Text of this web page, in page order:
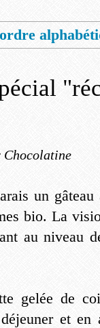
Chocolatine
un
bio. La
au niveau
gelée de
et en